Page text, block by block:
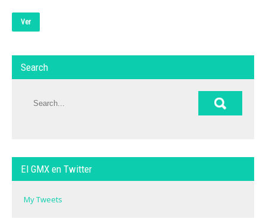
Ver
Search
El GMX en Twitter
My Tweets